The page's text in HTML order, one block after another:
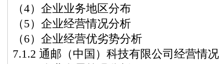
（4）企业业务地区分布
（5）企业经营情况分析
（6）企业经营优劣势分析
7.1.2 通邮（中国）科技有限公司经营情